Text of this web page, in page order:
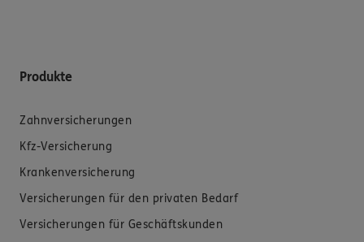
Produkte
Zahnversicherungen
Kfz-Versicherung
Krankenversicherung
Versicherungen für den privaten Bedarf
Versicherungen für Geschäftskunden